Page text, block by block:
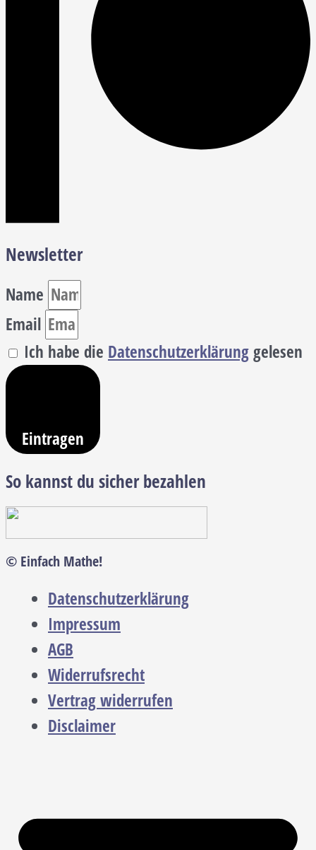
Newsletter
Name
Email
Ich habe die Datenschutzerklärunggelesen
Eintragen
So kannst du sicher bezahlen
© Einfach Mathe!
Datenschutzerklärung
Impressum
AGB
Widerrufsrecht
Vertrag widerrufen
Disclaimer